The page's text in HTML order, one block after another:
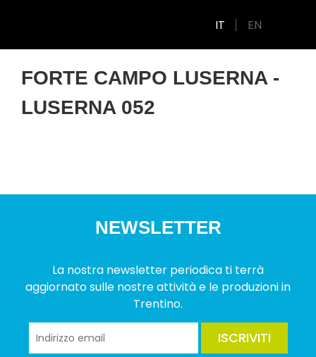
IT EN
FORTE CAMPO LUSERNA -
LUSERNA 052
NEWSLETTER
La nostra newsletter periodica ti terrà
aggiornato sulle nostre attività e le produzioni in
Trentino.
ISCRIVITI